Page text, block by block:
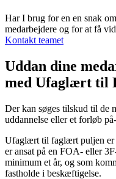
Har I brug for en en snak
medarbejdere og for at få
Kontakt teamet
Uddan dine
med Ufaglært til
Der kan søges tilskud til de
uddannelse eller et forløb
Ufaglært til faglært puljen er
er ansat på en FOA- eller
minimum et år, og som
fastholde i beskæftigelse.